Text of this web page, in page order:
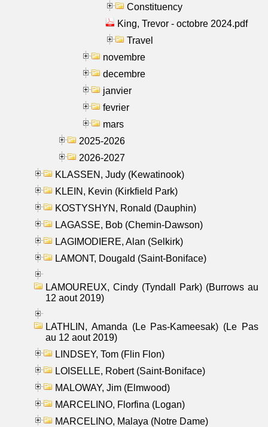
Constituency
King, Trevor - octobre 2024.pdf
Travel
novembre
decembre
janvier
fevrier
mars
2025-2026
2026-2027
KLASSEN, Judy (Kewatinook)
KLEIN, Kevin (Kirkfield Park)
KOSTYSHYN, Ronald (Dauphin)
LAGASSE, Bob (Chemin-Dawson)
LAGIMODIERE, Alan (Selkirk)
LAMONT, Dougald (Saint-Boniface)
LAMOUREUX, Cindy (Tyndall Park) (Burrows au
12 aout 2019)
LATHLIN, Amanda (Le Pas-Kameesak) (Le Pas
au 12 aout 2019)
LINDSEY, Tom (Flin Flon)
LOISELLE, Robert (Saint-Boniface)
MALOWAY, Jim (Elmwood)
MARCELINO, Florfina (Logan)
MARCELINO, Malaya (Notre Dame)